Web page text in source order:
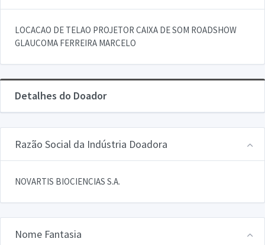
LOCACAO DE TELAO PROJETOR CAIXA DE SOM ROADSHOW
GLAUCOMA FERREIRA MARCELO
Detalhes do Doador
Razão Social da Indústria Doadora
NOVARTIS BIOCIENCIAS S.A.
Nome Fantasia